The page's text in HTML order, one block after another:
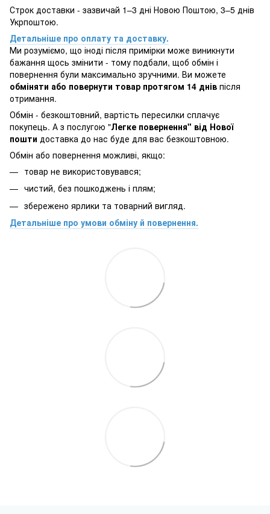
Строк доставки - зазвичай 1–3 дні Новою Поштою, 3–5 днів
Укрпоштою.
Детальніше про оплату та доставку.
Ми розуміємо, що іноді після примірки може виникнути
бажання щось змінити - тому подбали, щоб обмін і
повернення були максимально зручними. Ви можете
обміняти або повернути товар протягом 14 днів після
отримання.
Обмін - безкоштовний, вартість пересилки сплачує
покупець. А з послугою "Легке повернення" від Нової
пошти доставка до нас буде для вас безкоштовною.
Обмін або повернення можливі, якщо:
товар не використовувався;
чистий, без пошкоджень і плям;
збережено ярлики та товарний вигляд.
Детальніше про умови обміну й повернення.